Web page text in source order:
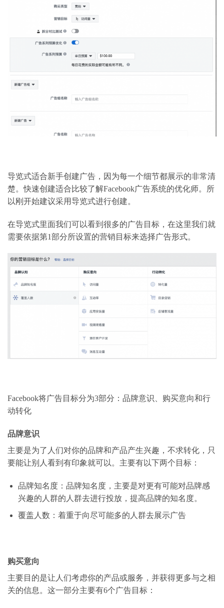
导览式适合新手创建广告，因为每一个细节都展示的非常清
楚。快速创建适合比较了解Facebook广告系统的优化师。所
以刚开始建议采用导览式进行创建。
在导览式里面我们可以看到很多的广告目标，在这里我们就
需要依据第1部分所设置的营销目标来选择广告形式。
Facebook将广告目标分为3部分：品牌意识、购买意向和行
动转化
品牌意识
主要是为了人们对你的品牌和产品产生兴趣，不求转化，只
要能让别人看到有印象就可以。主要有以下两个目标：
品牌知名度：品牌知名度，主要是对更有可能对品牌感
兴趣的人群的人群去进行投放，提高品牌的知名度。
覆盖人数：着重于向尽可能多的人群去展示广告
购买意向
主要目的是让人们考虑你的产品或服务，并获得更多与之相
关的信息。这一部分主要有6个广告目标：